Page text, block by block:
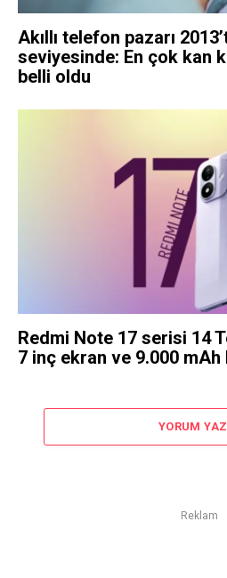
Akıllı telefon pazarı
seviyesinde: En çok kan
belli oldu
Redmi Note 17 serisi 14
7 inç ekran ve 9.000 mAh
YORUM
Reklam